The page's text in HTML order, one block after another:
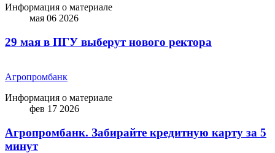
Информация о материале
мая 06 2026
29 мая в ПГУ выберут нового ректора
Агропромбанк
Информация о материале
фев 17 2026
Агропромбанк. Забирайте кредитную карту за 5
минут